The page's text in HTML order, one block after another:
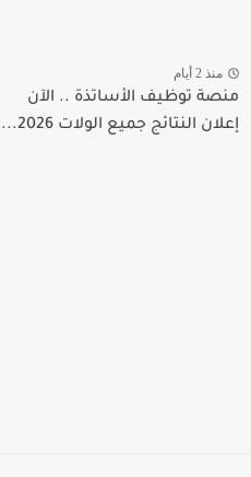
منذ 2 أيام
منصة توظيف الأساتذة .. الآن
إعلان النتائج جميع الولات 2026...